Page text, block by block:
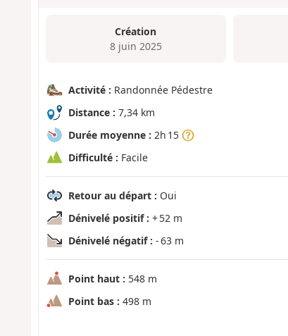
Création
8 juin 2025
Activité : Randonnée Pédestre
Distance : 7,34 km
Durée moyenne : 2h 15
Difficulté : Facile
Retour au départ : Oui
Dénivelé positif : + 52 m
Dénivelé négatif : - 63 m
Point haut : 548 m
Point bas : 498 m